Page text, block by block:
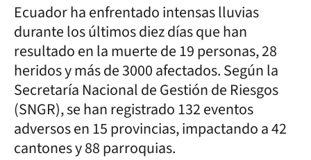
Ecuador ha enfrentado intensas lluvias
durante los últimos diez días que han
resultado en la muerte de 19 personas, 28
heridos y más de 3000 afectados. Según la
Secretaría Nacional de Gestión de Riesgos
(SNGR), se han registrado 132 eventos
adversos en 15 provincias, impactando a 42
cantones y 88 parroquias.